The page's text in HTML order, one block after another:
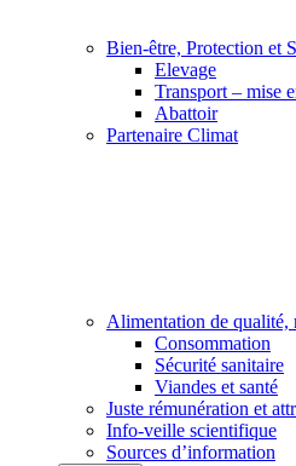
Bien-être, Protection et
Elevage
Transport – mise
Abattoir
Partenaire Climat
Alimentation de qualité,
Consommation
Sécurité sanitaire
Viandes et santé
Juste rémunération et
Info-veille scientifique
Sources d’information